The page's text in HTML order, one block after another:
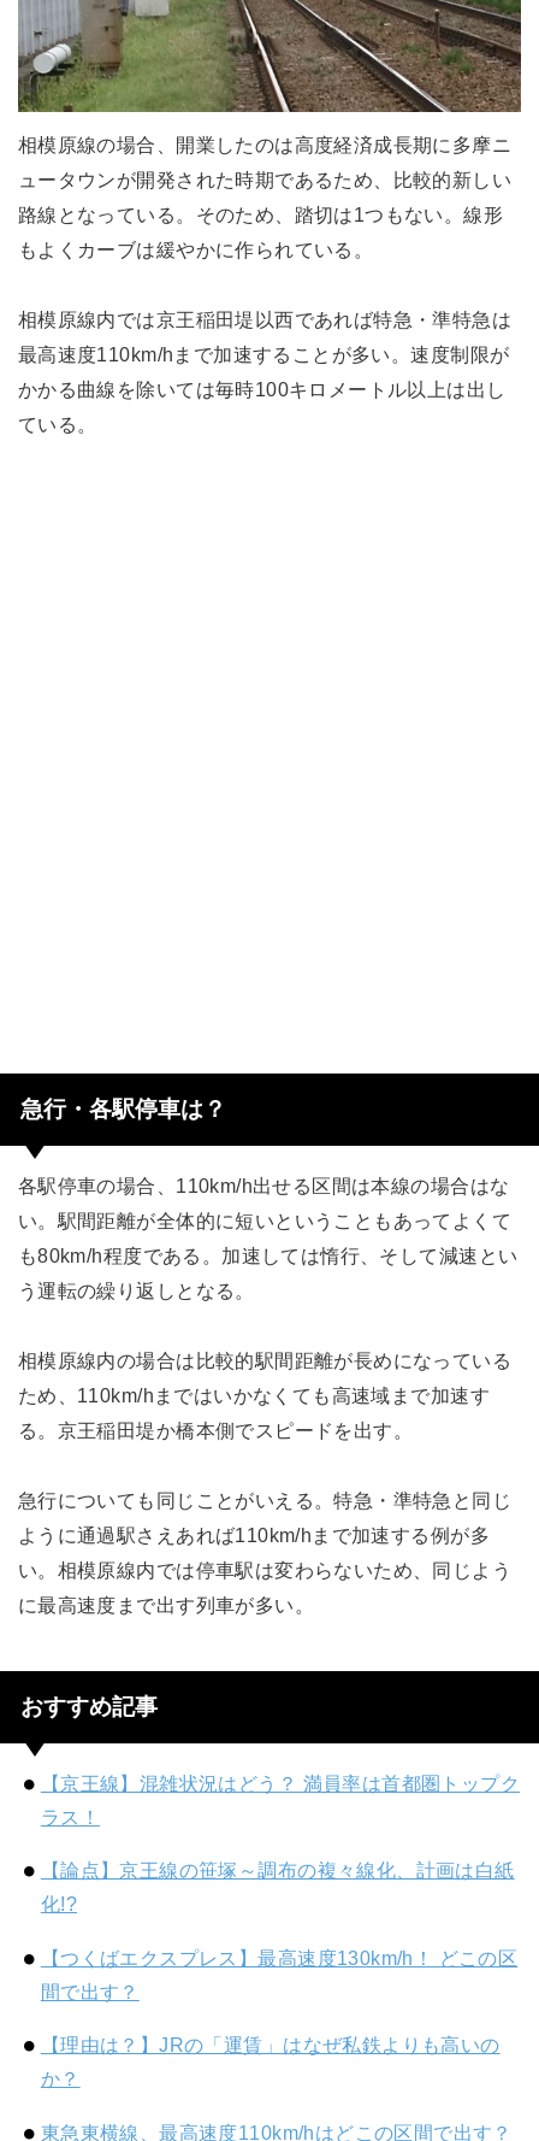
相模原線の場合、開業したのは高度経済成長期に多摩ニ
ュータウンが開発された時期であるため、比較的新しい
路線となっている。そのため、踏切は1つもない。線形
もよくカーブは緩やかに作られている。
相模原線内では京王稲田堤以西であれば特急・準特急は
最高速度110km/hまで加速することが多い。速度制限が
かかる曲線を除いては毎時100キロメートル以上は出し
ている。
急行・各駅停車は？
各駅停車の場合、110km/h出せる区間は本線の場合はな
い。駅間距離が全体的に短いということもあってよくて
も80km/h程度である。加速しては惰行、そして減速とい
う運転の繰り返しとなる。
相模原線内の場合は比較的駅間距離が長めになっている
ため、110km/hまではいかなくても高速域まで加速す
る。京王稲田堤か橋本側でスピードを出す。
急行についても同じことがいえる。特急・準特急と同じ
ように通過駅さえあれば110km/hまで加速する例が多
い。相模原線内では停車駅は変わらないため、同じよう
に最高速度まで出す列車が多い。
おすすめ記事
【京王線】混雑状況はどう？ 満員率は首都圏トップク
ラス！
【論点】京王線の笹塚～調布の複々線化、計画は白紙
化!?
【つくばエクスプレス】最高速度130km/h！ どこの区
間で出す？
【理由は？】JRの「運賃」はなぜ私鉄よりも高いの
か？
東急東横線、最高速度110km/hはどこの区間で出す？